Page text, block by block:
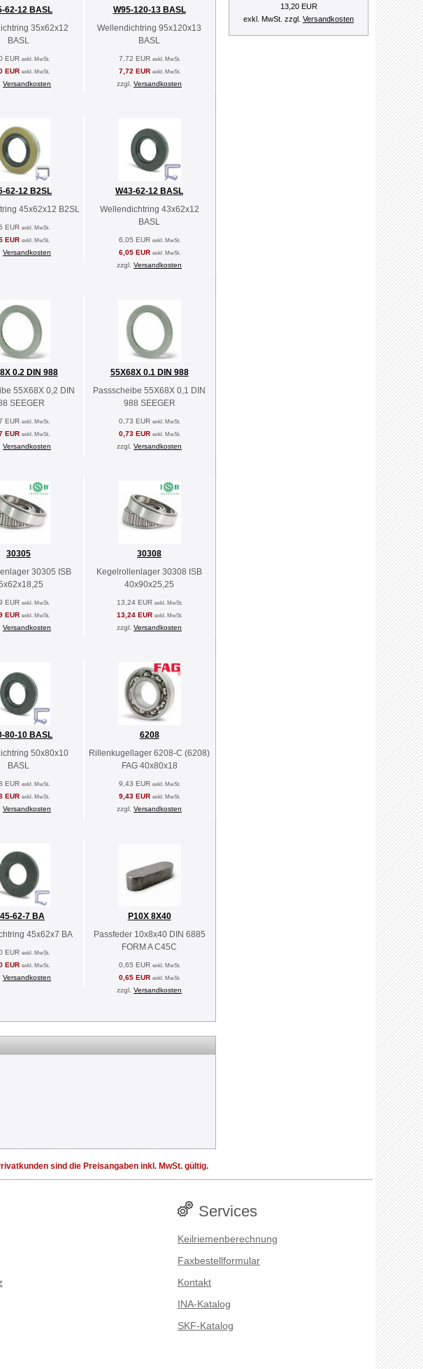
62-12 BASL
35x62x12
BASL
EUR exkl. MwSt.
EUR exkl. MwSt.
Versandkosten
W95-120-13 BASL
Wellendichtring 95x120x13
BASL
7,72 EUR exkl. MwSt.
7,72 EUR exkl. MwSt.
zzgl. Versandkosten
62-12 B2SL
45x62x12 B2SL
EUR exkl. MwSt.
EUR exkl. MwSt.
Versandkosten
W43-62-12 BASL
Wellendichtring 43x62x12
BASL
6,05 EUR exkl. MwSt.
6,05 EUR exkl. MwSt.
zzgl. Versandkosten
0.2 DIN 988
55X68X 0,2 DIN
SEEGER
EUR exkl. MwSt.
EUR exkl. MwSt.
Versandkosten
55X68X 0.1 DIN 988
Passscheibe 55X68X 0,1 DIN
988 SEEGER
0,73 EUR exkl. MwSt.
0,73 EUR exkl. MwSt.
zzgl. Versandkosten
30305
30305 ISB
EUR exkl. MwSt.
EUR exkl. MwSt.
Versandkosten
30308
Kegelrollenlager 30308 ISB
40x90x25,25
13,24 EUR exkl. MwSt.
13,24 EUR exkl. MwSt.
zzgl. Versandkosten
80-10 BASL
50x80x10
BASL
EUR exkl. MwSt.
EUR exkl. MwSt.
Versandkosten
6208
Rillenkugellager 6208-C (6208)
FAG 40x80x18
9,43 EUR exkl. MwSt.
9,43 EUR exkl. MwSt.
zzgl. Versandkosten
62-7 BA
45x62x7 BA
EUR exkl. MwSt.
EUR exkl. MwSt.
Versandkosten
P10X 8X40
Passfeder 10x8x40 DIN 6885
FORM A C45C
0,65 EUR exkl. MwSt.
0,65 EUR exkl. MwSt.
zzgl. Versandkosten
13,20 EUR
exkl. MwSt. zzgl. Versandkosten
sind die Preisangaben inkl. MwSt. gültig.
Services
Keilriemenberechnung
Faxbestellformular
Kontakt
INA-Katalog
SKF-Katalog